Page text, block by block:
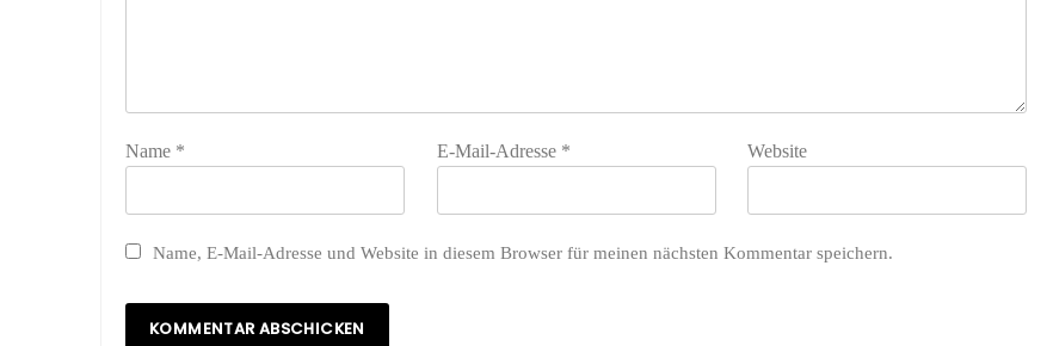
Name * E-Mail-Adresse * Website
Name, E-Mail-Adresse und Website in diesem Browser für meinen nächsten Kommentar speichern.